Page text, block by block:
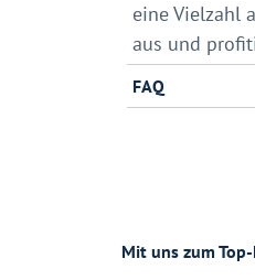
eine Vielzahl
aus und
FAQ
Mit uns zum